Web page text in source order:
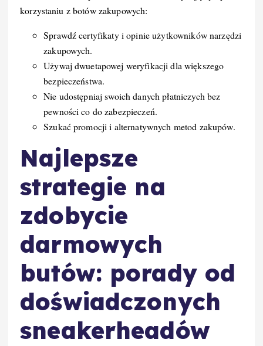
korzystaniu z botów zakupowych:
Sprawdź certyfikaty i opinie użytkowników narzędzi
zakupowych.
Używaj dwuetapowej weryfikacji dla większego
bezpieczeństwa.
Nie udostępniaj swoich danych płatniczych bez
pewności co do zabezpieczeń.
Szukać promocji i alternatywnych metod zakupów.
Najlepsze
strategie na
zdobycie
darmowych
butów: porady od
doświadczonych
sneakerheadów